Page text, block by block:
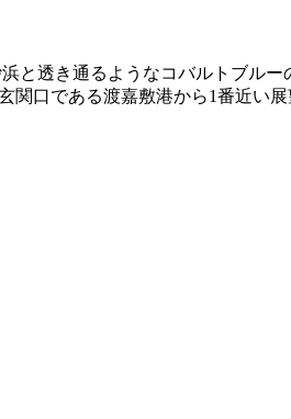
と透き通るようなコバルトブル
口である渡嘉敷港から1番近い